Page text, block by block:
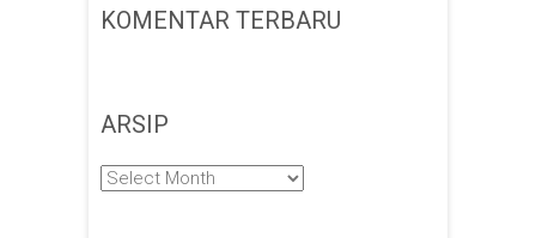
KOMENTAR TERBARU
ARSIP
Arsip